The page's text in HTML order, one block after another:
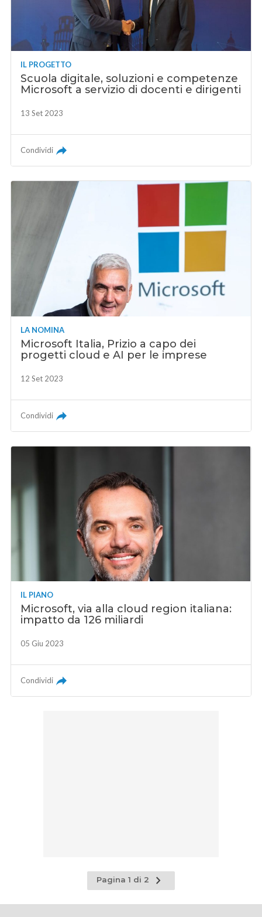
IL PROGETTO
Scuola digitale, soluzioni e competenze
Microsoft a servizio di docenti e dirigenti
13 Set 2023
Condividi
LA NOMINA
Microsoft Italia, Prizio a capo dei
progetti cloud e AI per le imprese
12 Set 2023
Condividi
IL PIANO
Microsoft, via alla cloud region italiana:
impatto da 126 miliardi
05 Giu 2023
Condividi
Pagina 1 di 2
Pagina
successiva